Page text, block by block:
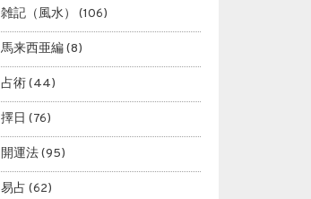
雑記（風水） (106)
馬来西亜編(8)
占術(44)
擇日 (76)
開運法(95)
易占 (62)